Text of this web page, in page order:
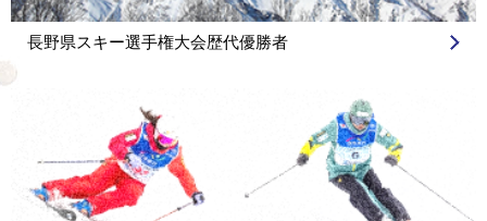
長野県スキー選手権大会歴代優勝者